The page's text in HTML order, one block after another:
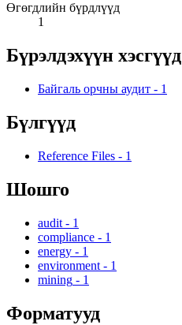
Өгөгдлийн бүрдлүүд
1
Бүрэлдэхүүн хэсгүүд
Байгаль орчны аудит - 1
Бүлгүүд
Reference Files - 1
Шошго
audit - 1
compliance - 1
energy - 1
environment - 1
mining - 1
Форматууд